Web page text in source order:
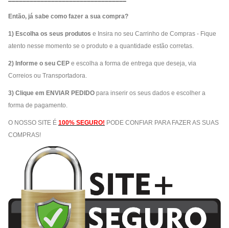
Então, já sabe como fazer a sua compra?
1) Escolha os seus produtos e Insira no seu Carrinho de Compras - Fique
atento nesse momento se o produto e a quantidade estão corretas.
2) Informe o seu CEP e escolha a forma de entrega que deseja, via
Correios ou Transportadora.
3) Clique em ENVIAR PEDIDO para inserir os seus dados e escolher a
forma de pagamento.
O NOSSO SITE É 100% SEGURO! PODE CONFIAR PARA FAZER AS SUAS
COMPRAS!